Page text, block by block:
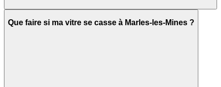
Que faire si ma vitre se casse à Marles-les-Mines ?